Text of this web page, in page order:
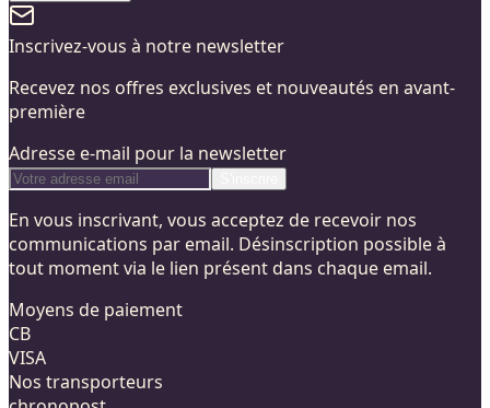
Inscrivez-vous à notre newsletter
Recevez nos offres exclusives et nouveautés en avant-
première
Adresse e-mail pour la newsletter
En vous inscrivant, vous acceptez de recevoir nos
communications par email. Désinscription possible à
tout moment via le lien présent dans chaque email.
Moyens de paiement
CB
VISA
Nos transporteurs